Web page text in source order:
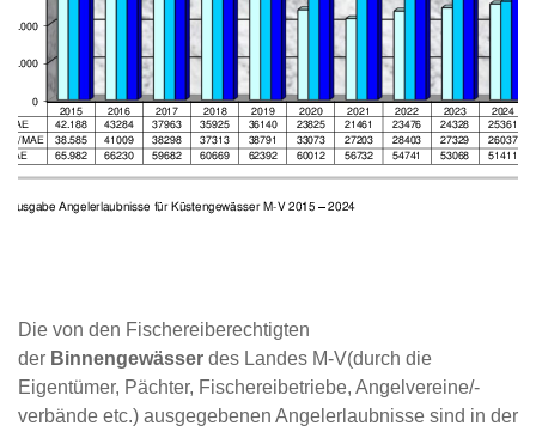
Die von den Fischereiberechtigten
der Binnengewässer des Landes M-V(durch die
Eigentümer, Pächter, Fischereibetriebe, Angelvereine/-
verbände etc.) ausgegebenen Angelerlaubnisse sind in der